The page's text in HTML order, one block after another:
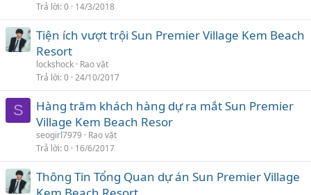
Trả lời 0 14/3/2018
Tiện ích vượt trội Sun Premier Village Kem Beach
Resort
lockshock Rao vặt
Trả lời 0 24/10/2017
S
Hàng trăm khách hàng dự ra mắt Sun Premier
Village Kem Beach Resor
seogirl7979
Rao vặt
Trả lời 0 16/6/2017
Thông Tin Tổng Quan dự án Sun Premier Village